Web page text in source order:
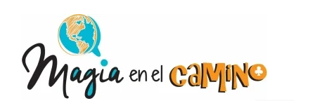
contenido